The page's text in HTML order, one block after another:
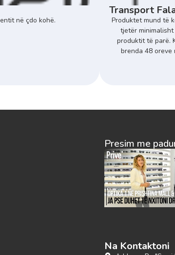
në çdo kohë.
Transport
Produktet mund të
tjetër
produktit të parë.
brenda 48 oreve
Presim me
Na Kontaktoni